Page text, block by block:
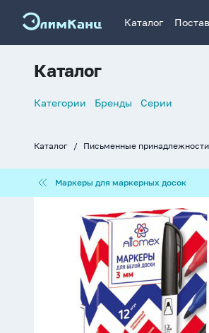
Каталог
Каталог
Список
Категории Бренды Серии
крошки
Каталог Письменные принадлежности
для
маркерных
Маркеры для маркерных досок
Маркер
красный